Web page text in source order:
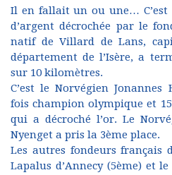
Il en fallait un ou une… C’est
d’argent décrochée par le
natif de Villard de Lans,
département de l’Isère, a
sur 10 kilomètres.
C’est le Norvégien
fois champion olympique et
qui a décroché l’or. Le
Nyenget a pris la 3ème place.
Les autres fondeurs français
Lapalus d’Annecy (5ème) et